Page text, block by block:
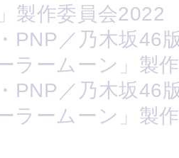
製作委員会2022
PNP／乃木坂46
ラームーン」製
PNP／乃木坂46
ラームーン」製